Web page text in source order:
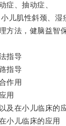
症、抽动症、
儿肌性斜颈、湿
方法，健脑益智
指导
指导
作用
用
及在小儿临床的
小儿临床的应用